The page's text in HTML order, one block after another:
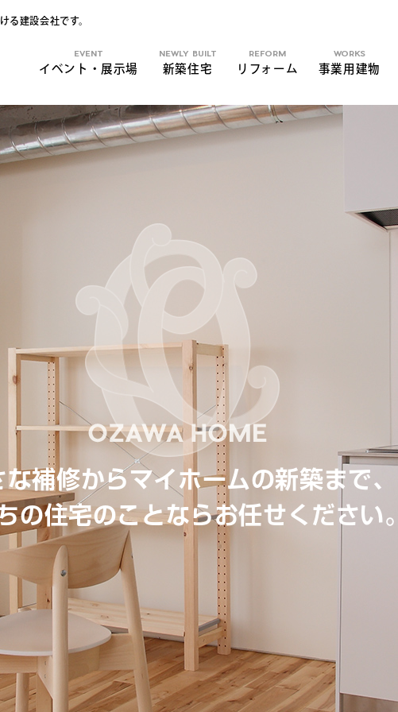
る建設会社です。
EVENT
イベント・展示場
NEWLY BUILT
新築住宅
REFORM
リフォーム
WORKS
事業用建物
な補修からマイホームの新築まで、
の住宅のことならお任せください。